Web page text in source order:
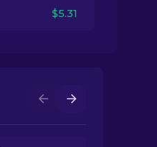
$5.31